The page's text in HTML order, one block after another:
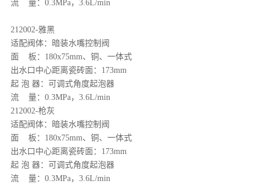
流 量：0.3MPa，3.6L/min
212002-雅黑
适配阀体：暗装水嘴控制阀
面 板：180x75mm、铜、一体式
出水口中心距离瓷砖面：173mm
起 泡 器：可调式角度起泡器
流 量：0.3MPa，3.6L/min
212002-枪灰
适配阀体：暗装水嘴控制阀
面 板：180x75mm、铜、一体式
出水口中心距离瓷砖面：173mm
起 泡 器：可调式角度起泡器
流 量：0.3MPa，3.6L/min